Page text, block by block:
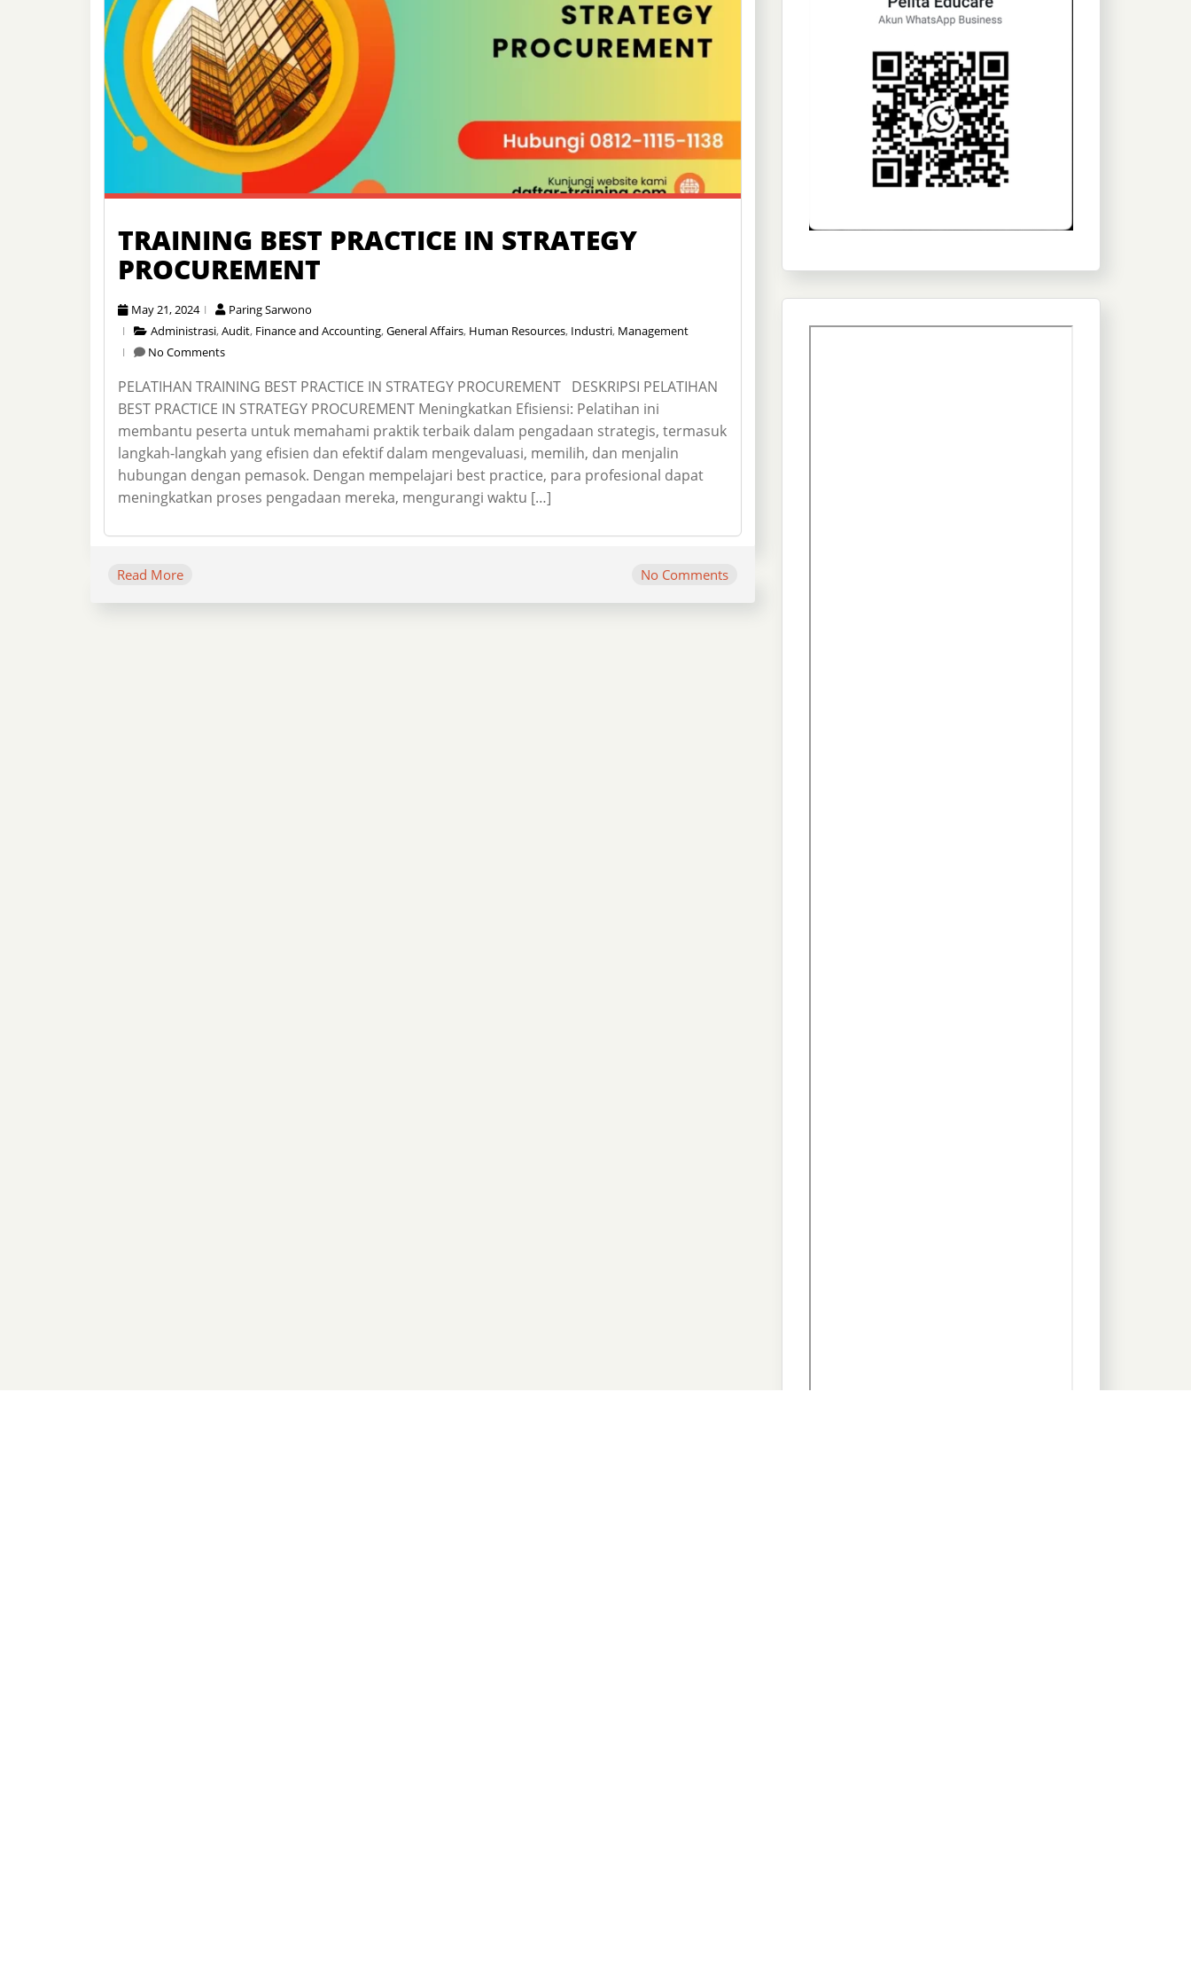
TRAINING BEST PRACTICE IN STRATEGY
PROCUREMENT
May 21, 2024
Paring Sarwono
Administrasi,Audit, Finance and Accounting,General Affairs, Human Resources, Industri, Management
No Comments
PELATIHAN TRAINING BEST PRACTICE IN STRATEGY PROCUREMENT DESKRIPSI PELATIHAN
BEST PRACTICE IN STRATEGY PROCUREMENT Meningkatkan Efisiensi: Pelatihan ini
membantu peserta untuk memahami praktik terbaik dalam pengadaan strategis, termasuk
langkah-langkah yang efisien dan efektif dalam mengevaluasi, memilih, dan menjalin
hubungan dengan pemasok. Dengan mempelajari best practice, para profesional dapat
meningkatkan proses pengadaan mereka, mengurangi waktu […]
Read More No Comments